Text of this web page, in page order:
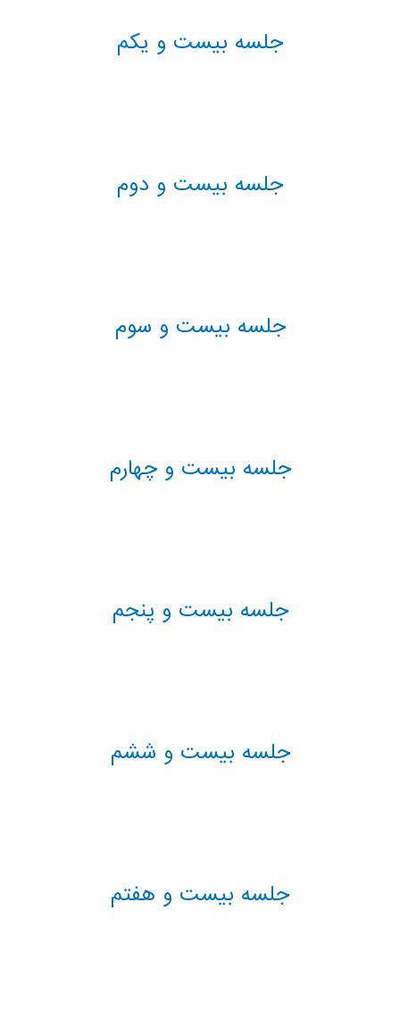
جلسه بیست و یکم
جلسه بیست و دوم
جلسه بیست و سوم
جلسه بیست و چهارم
جلسه بیست و پنجم
جلسه بیست و ششم
جلسه بیست و هفتم